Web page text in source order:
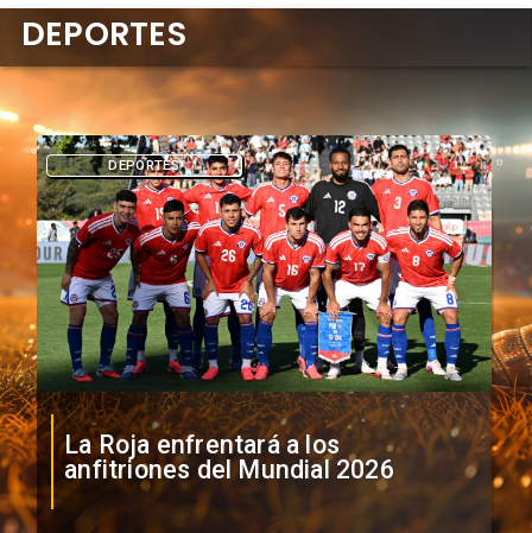
La Roja enfrentará a los
anfitriones del Mundial 2026
DEPORTES
DEPORTES